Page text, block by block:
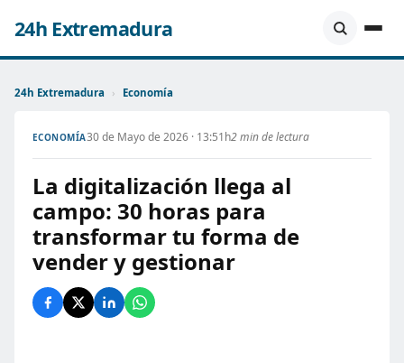
24h Extremadura
24h Extremadura › Economía
ECONOMÍA30 de Mayo de 2026 · 13:51h2 min de lectura
La digitalización llega al
campo: 30 horas para
transformar tu forma de
vender y gestionar